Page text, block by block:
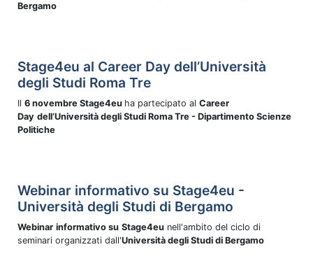
Bergamo
Stage4eu al Career Day dell’Università
degli Studi Roma Tre
Il 6 novembre Stage4eu ha partecipato al Career
Day dell’Università degli Studi Roma Tre - Dipartimento Scienze
Politiche
Webinar informativo su Stage4eu -
Università degli Studi di Bergamo
Webinar informativo su Stage4eu nell'ambito del ciclo di
seminari organizzati dall'Università degli Studi di Bergamo